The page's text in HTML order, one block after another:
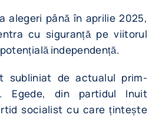
alegeri până în aprilie 2025,
cu siguranță pe viitorul
independență.
subliniat de actualul prim-
Egede, din partidul Inuit
socialist cu care țintește